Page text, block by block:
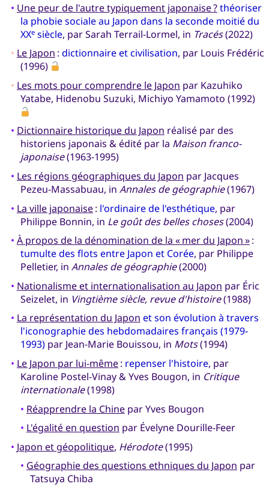
• Une peur de l'autre typiquement japonaise ?théoriser
la phobie sociale au Japon dans la seconde moitié du
XXesiècle, par Sarah Terrail-Lormel, in Tracés(2022)
• Le Japon : dictionnaire et civilisation, par Louis Frédéric
(1996)
• Les mots pour comprendre le Japon par Kazuhiko
Yatabe, Hidenobu Suzuki, Michiyo Yamamoto (1992)
• Dictionnaire historique du Japon réalisé par des
historiens japonais & édité par la Maison franco-
japonaise(1963-1995)
• Les régions géographiques du Japon par Jacques
Pezeu-Massabuau, in Annales de géographie(1967)
• La ville japonaise: l'ordinaire de l'esthétique, par
Philippe Bonnin, in Le goût des belles choses(2004)
• À propos de la dénomination de la « mer du Japon »:
tumulte des flots entre Japon et Corée, par Philippe
Pelletier, in Annales de géographie(2000)
• Nationalisme et internationalisation au Japon par Éric
Seizelet, in Vingtième siècle, revue d'histoire(1988)
• La représentation du Japon et son évolution à travers
l'iconographie des hebdomadaires français (1979-
1993)par Jean-Marie Bouissou, in Mots(1994)
• Le Japon par lui-même: repenser l'histoire, par
Karoline Postel-Vinay & Yves Bougon, in Critique
internationale(1998)
• Réapprendre la Chinepar Yves Bougon
• L'égalité en question par Évelyne Dourille-Feer
• Japon et géopolitique, Hérodote(1995)
• Géographie des questions ethniques du Japon par
Tatsuya Chiba